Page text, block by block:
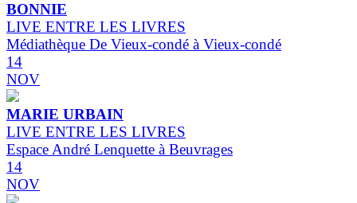
BONNIE
LIVE ENTRE LES LIVRES
Médiathèque De Vieux-condé à Vieux-condé
14
NOV
MARIE URBAIN
LIVE ENTRE LES LIVRES
Espace André Lenquette à Beuvrages
14
NOV